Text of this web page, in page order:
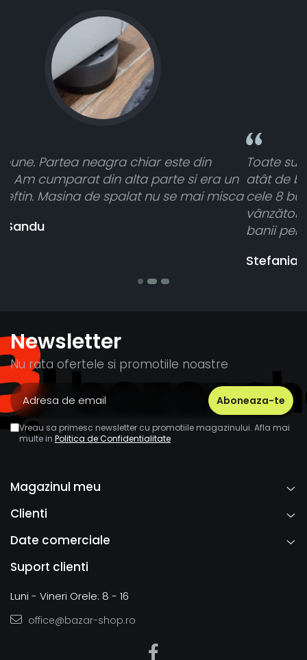
Toate sunt foarte luminoase și funcționează
atât de bine în curtea din spate. A primit toate
cele 8 bucati dar una nu a funcționat,
vânzătorul a răspuns rapid și a rambursat
banii pentru 1 bucata, Multumesc
Newsletter
Nu rata ofertele si promotiile noastre
Vreau sa primesc newsletter cu promotiile magazinului. Afla mai
multe in Politica de Confidentialitate
Magazinul meu
Clienti
Date comerciale
Suport clienti
Luni - Vineri Orele: 8 - 16
office@bazar-shop.ro